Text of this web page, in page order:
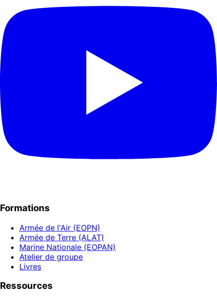
Formations
Armée de l'Air (EOPN)
Armée de Terre (ALAT)
Marine Nationale (EOPAN)
Atelier de groupe
Livres
Ressources